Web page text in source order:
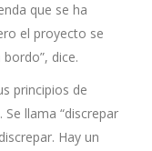
que se ha
el proyecto se
dice.
principios de
llama “discrepar
Hay un